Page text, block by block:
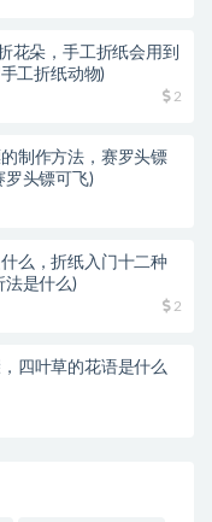
花朵，手工折纸会用到
工折纸动物)
2
制作方法，赛罗头镖
罗头镖可飞)
么，折纸入门十二种
法是什么)
2
四叶草的花语是什么